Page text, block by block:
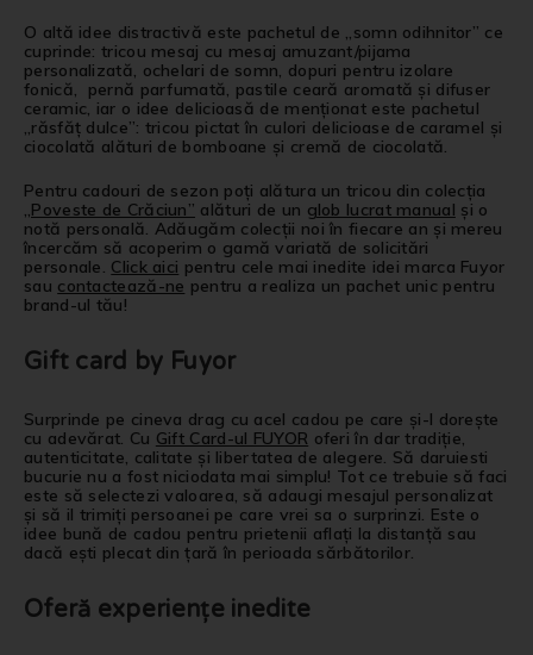
O altă idee distractivă este pachetul de „somn odihnitor” ce
cuprinde: tricou mesaj cu mesaj amuzant/pijama
personalizată, ochelari de somn, dopuri pentru izolare
fonică, pernă parfumată, pastile ceară aromată și difuser
ceramic, iar o idee delicioasă de menționat este pachetul
„răsfăț dulce”: tricou pictat în culori delicioase de caramel și
ciocolată alături de bomboane și cremă de ciocolată.
Pentru cadouri de sezon poți alătura un tricou din colecția
„Poveste de Crăciun” alături de un glob lucrat manual și o
notă personală. Adăugăm colecții noi în fiecare an și mereu
încercăm să acoperim o gamă variată de solicitări
personale. Click aici pentru cele mai inedite idei marca Fuyor
sau contactează-ne pentru a realiza un pachet unic pentru
brand-ul tău!
Gift card by Fuyor
Surprinde pe cineva drag cu acel cadou pe care și-l dorește
cu adevărat. Cu Gift Card-ul FUYOR oferi în dar tradiție,
autenticitate, calitate și libertatea de alegere. Să daruiesti
bucurie nu a fost niciodata mai simplu! Tot ce trebuie să faci
este să selectezi valoarea, să adaugi mesajul personalizat
și să il trimiți persoanei pe care vrei sa o surprinzi. Este o
idee bună de cadou pentru prietenii aflați la distanță sau
dacă ești plecat din țară în perioada sărbătorilor.
Oferă experiențe inedite